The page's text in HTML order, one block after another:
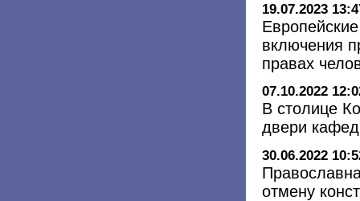
19.07.2023
включения
правах
07.10.2022
В столице
двери
30.06.2022
отмену